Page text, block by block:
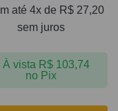
até 4x de R$ 27,20
sem juros
À vista R$ 103,74
no Pix